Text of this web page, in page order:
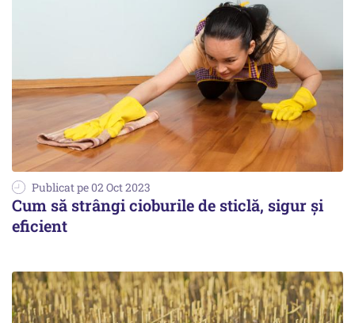
Publicat pe 02 Oct 2023
Cum să strângi cioburile de sticlă, sigur și
eficient